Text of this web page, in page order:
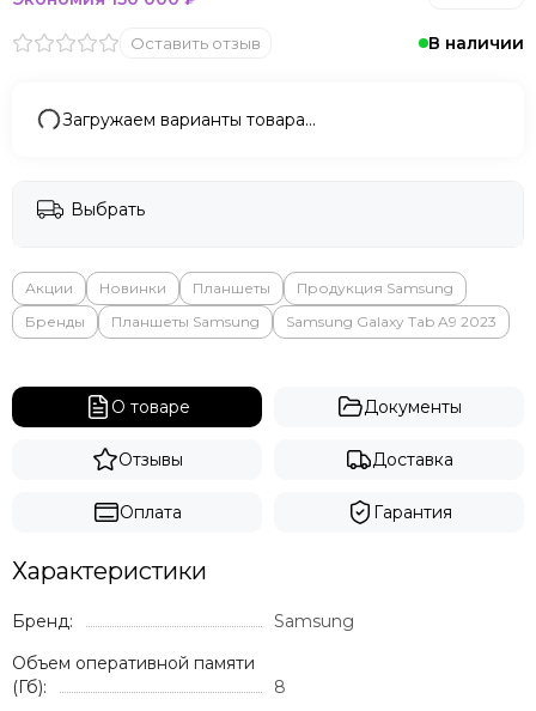
Sony
Valve
Whoop
ZTE
В наличии
Оставить отзыв
Загружаем варианты товара…
Выбрать
Акции Новинки Планшеты
Продукция Samsung
Бренды
Планшеты Samsung Samsung Galaxy Tab A9 2023
О товаре Документы
Отзывы Доставка
Оплата Гарантия
Характеристики
Бренд:
Samsung
Объем оперативной памяти
(Гб):
8